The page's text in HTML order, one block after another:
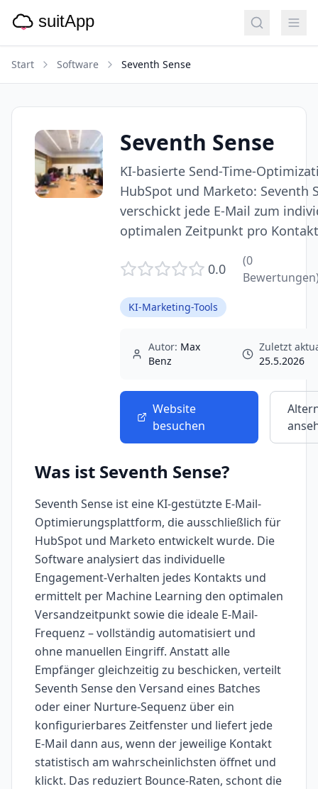
Start Software Seventh Sense
Seventh Sense
KI-basierte Send-Time-
HubSpot und Marketo: Seventh
verschickt jede E-Mail zum
optimalen Zeitpunkt pro
0.0 (0
KI-Marketing-Tools
Autor: Max
Benz
Zuletzt
25.5.2026
Website
besuchen
Was ist Seventh Sense?
Seventh Sense ist eine KI-gestützte E-Mail-
Optimierungsplattform, die ausschließlich für
HubSpot und Marketo entwickelt wurde. Die
Software analysiert das individuelle
Engagement-Verhalten jedes Kontakts und
ermittelt per Machine Learning den optimalen
Versandzeitpunkt sowie die ideale E-Mail-
Frequenz – vollständig automatisiert und
ohne manuellen Eingriff. Anstatt alle
Empfänger gleichzeitig zu beschicken, verteilt
Seventh Sense den Versand eines Batches
oder einer Nurture-Sequenz über ein
konfigurierbares Zeitfenster und liefert jede
E-Mail dann aus, wenn der jeweilige Kontakt
statistisch am wahrscheinlichsten öffnet und
klickt. Das reduziert Bounce-Raten, schont die